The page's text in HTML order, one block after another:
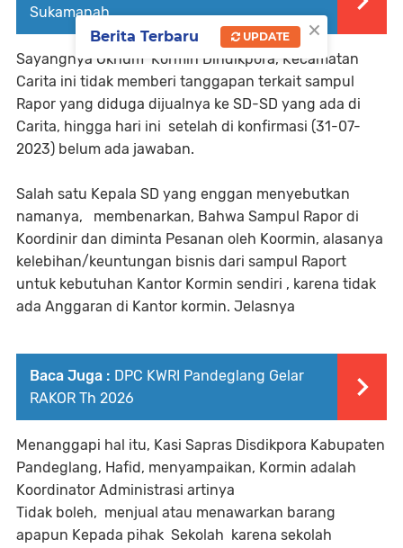
Sukamanah
Sayangnya Oknum Kormin Dindikpora, Kecamatan
Carita ini tidak memberi tanggapan terkait sampul
Rapor yang diduga dijualnya ke SD-SD yang ada di
Carita, hingga hari ini setelah di konfirmasi (31-07-
2023) belum ada jawaban.
Salah satu Kepala SD yang enggan menyebutkan
namanya, membenarkan, Bahwa Sampul Rapor di
Koordinir dan diminta Pesanan oleh Koormin, alasanya
kelebihan/keuntungan bisnis dari sampul Raport
untuk kebutuhan Kantor Kormin sendiri , karena tidak
ada Anggaran di Kantor kormin. Jelasnya
Baca Juga : DPC KWRI Pandeglang Gelar
RAKOR Th 2026
Menanggapi hal itu, Kasi Sapras Disdikpora Kabupaten
Pandeglang, Hafid, menyampaikan, Kormin adalah
Koordinator Administrasi artinya
Tidak boleh, menjual atau menawarkan barang
apapun Kepada pihak Sekolah karena sekolah
×
Berita Terbaru UPDATE